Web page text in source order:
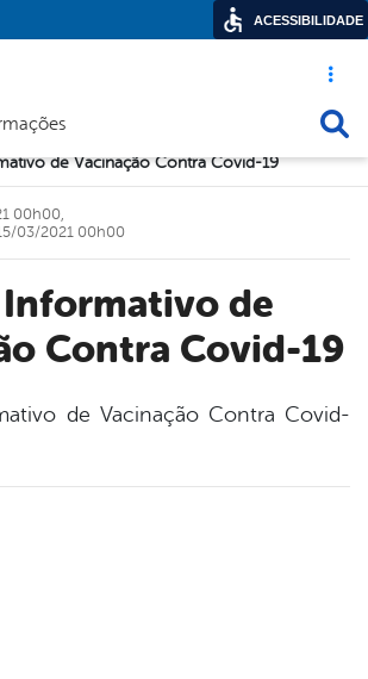
Acesso
de navegação
de Vacinação Contra Covid-19
Contra Covid-19
00h00,
03/2021 00h00
de Vacinação Contra Covid-
ACESSIBILIDADE